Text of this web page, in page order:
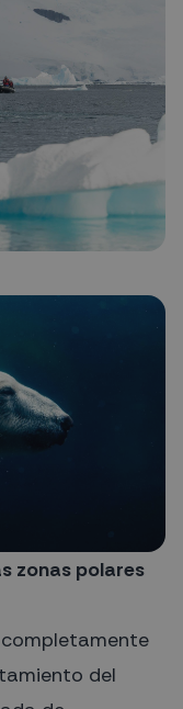
zonas polares
del